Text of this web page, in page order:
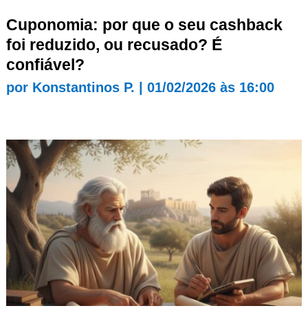
Cuponomia: por que o seu cashback
foi reduzido, ou recusado? É
confiável?
por Konstantinos P. 01/02/2026 às 16:00